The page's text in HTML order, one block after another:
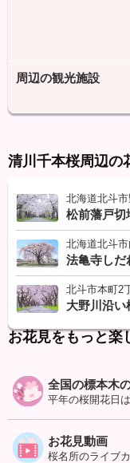
周辺の観光施設
清川千本桜周辺の
北海道北斗
松前藩戸切
北海道北斗
法亀寺しだ
北斗市本町2
大野川沿い
お花見をもっと楽
全国の標本木
平年の桜開花日
お花見動画
桜名所のライブ